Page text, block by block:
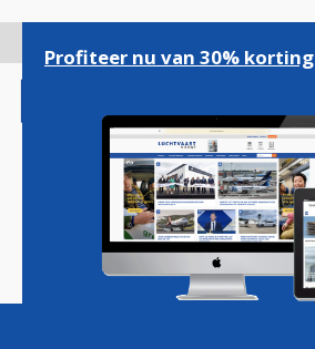
gaan
Magazine Podcasts
Profiteer nu van 30% korting